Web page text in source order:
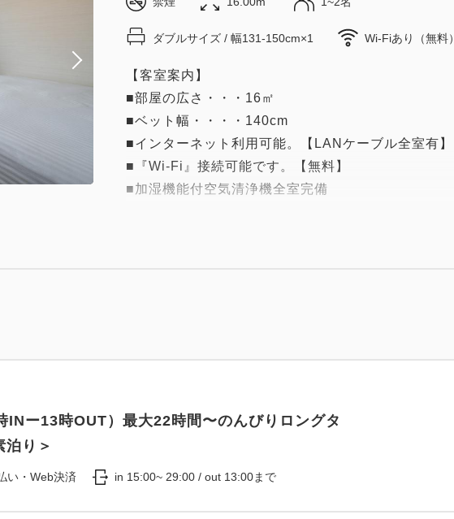
ダブルサイズ / 幅131-150cm×1 Wi-Fiあり（無料）
【客室案内】
■部屋の広さ・・・16㎡
■ベット幅・・・・140cm
■インターネット利用可能。【LANケーブル全室有】
■『Wi-Fi』接続可能です。【無料】
■加湿機能付空気清浄機全室完備
INー13時OUT）最大22時間〜のんびりロングタ
泊り＞
い・Web決済 in 15:00~ 29:00 / out 13:00まで